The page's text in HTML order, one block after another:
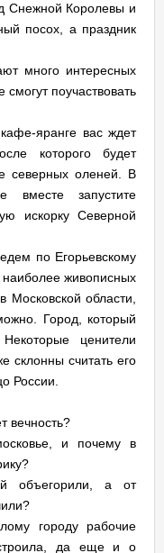
Снежной Королевы и
посох, а праздник
интересных
поучаствовать
яранге вас ждет
которого будет
северных оленей. В
вместе запустите
искорку Северной
по Егорьевскому
живописных
Московской области,
Город, который
ценители
склонны считать его
России.
вечность?
и почему в
объегорили, а от
городу рабочие
да еще и о